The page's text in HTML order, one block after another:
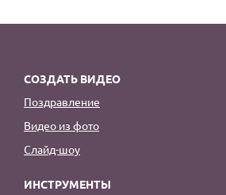
СОЗДАТЬ ВИДЕО
Поздравление
Видео из фото
Слайд-шоу
ИНСТРУМЕНТЫ